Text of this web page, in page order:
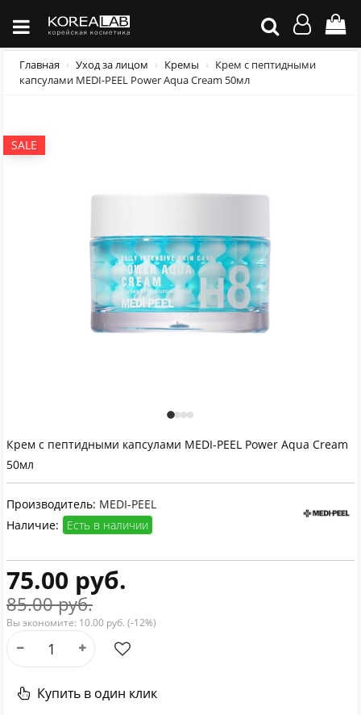
Главная Уход за лицом Кремы
Крем с пептидными
капсулами MEDI-PEEL Power Aqua Cream 50мл
SALE
Крем с пептидными капсулами MEDI-PEEL Power Aqua Cream
50мл
Производитель: MEDI-PEEL
Наличие:
Есть в наличии
75.00 руб.
85.00 руб.
Вы экономите: 10.00 руб. (-12%)
Купить в один клик